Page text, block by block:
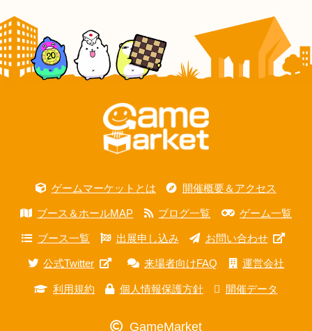
ゲームマーケットとは 開催概要＆アクセス
ブース＆ホールMAP ブログ一覧 ゲーム一覧
ブース一覧 出展申し込み お問い合わせ
公式Twitter 来場者向けFAQ 運営会社
利用規約 個人情報保護方針 開催データ
GameMarket